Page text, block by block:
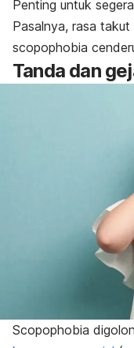
Penting untuk
Pasalnya, rasa
scopophobia
Tanda dan
Scopophobia